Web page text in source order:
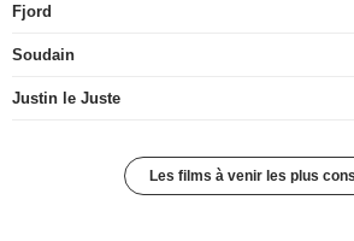
Fjord
Soudain
Justin le Juste
Les films à venir les plus